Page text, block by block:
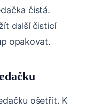
čistá.
další čisticí
opakovat.
ošetřit. K